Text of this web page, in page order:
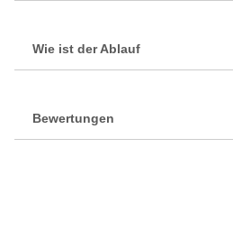
Wie ist der Ablauf
Bewertungen